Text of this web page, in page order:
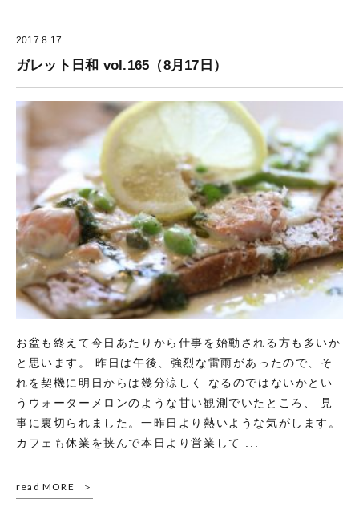
2017.8.17
ガレット日和 vol.165（8月17日）
お盆も終えて今日あたりから仕事を始動される方も多いか
と思います。 昨日は午後、強烈な雷雨があったので、そ
れを契機に明日からは幾分涼しく なるのではないかとい
うウォーターメロンのような甘い観測でいたところ、 見
事に裏切られました。一昨日より熱いような気がします。
カフェも休業を挟んで本日より営業して ...
read MORE